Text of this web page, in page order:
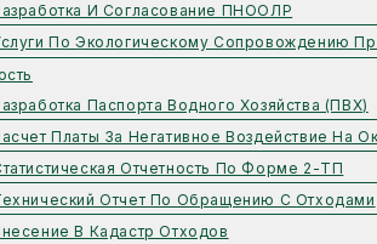
И Согласование ПНООЛР
По Экологическому Сопровождению
Паспорта Водного Хозяйства (ПВХ)
Платы За Негативное Воздействие
Отчетность По Форме 2-ТП
Отчет По Обращению С Отходами
В Кадастр Отходов